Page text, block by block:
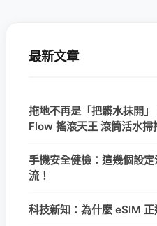
最新文章
拖地不再是「把髒水抹開
Flow 搖滾天王 滾筒活水掃
手機安全健檢：這幾個設
流！
科技新知：為什麼 eSIM